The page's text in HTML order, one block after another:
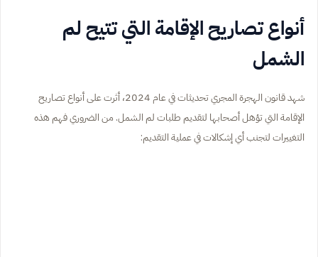
أنواع تصاريح الإقامة التي تتيح لم
الشمل
شهد قانون الهجرة المجري تحديثات في عام 2024، أثرت على أنواع تصاريح
الإقامة التي تؤهل أصحابها لتقديم طلبات لم الشمل. من الضروري فهم هذه
التغييرات لتجنب أي إشكالات في عملية التقديم: